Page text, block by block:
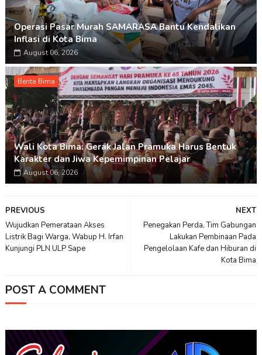
Operasi Pasar Murah SAMARASA Bantu Kendalikan
Inflasi di Kota Bima
August 06, 2026
Berita Bima
Wali Kota Bima: Gerak Jalan Pramuka Harus Bentuk
Karakter dan Jiwa Kepemimpinan Pelajar
August 06, 2026
NEXT
Penegakan Perda, Tim Gabungan
Lakukan Pembinaan Pada
Pengelolaan Kafe dan Hiburan di
Kota Bima
PREVIOUS
Wujudkan Pemerataan Akses
Listrik Bagi Warga, Wabup H. Irfan
Kunjungi PLN ULP Sape
POST A COMMENT